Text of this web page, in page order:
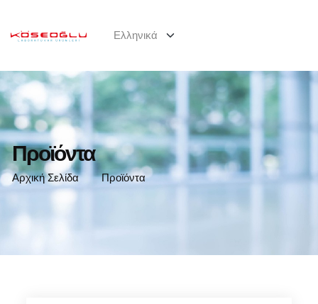
Προϊόντα
Αρχική Σελίδα Προϊόντα